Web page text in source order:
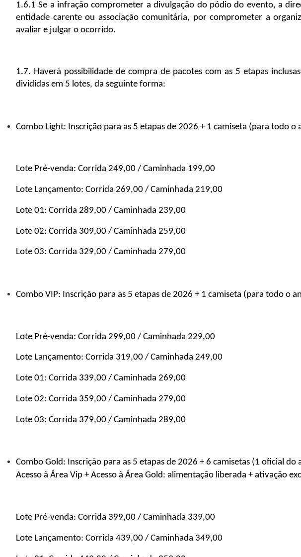
1.6.1 Se a infração comprometer a divulgação do pódio do evento, a
entidade carente ou associação comunitária, por comprometer a
avaliar e julgar o ocorrido.
1.7. Haverá possibilidade de compra de pacotes com as 5 etapas
divididas em 5 lotes, da seguinte forma:
Combo Light: Inscrição para as 5 etapas de 2026 + 1 camiseta (para todo
Lote Pré-venda: Corrida 249,00 / Caminhada 199,00
Lote Lançamento: Corrida 269,00 / Caminhada 219,00
Lote 01: Corrida 289,00 / Caminhada 239,00
Lote 02: Corrida 309,00 / Caminhada 259,00
Lote 03: Corrida 329,00 / Caminhada 279,00
Combo VIP: Inscrição para as 5 etapas de 2026 + 1 camiseta (para todo o
Lote Pré-venda: Corrida 299,00 / Caminhada 229,00
Lote Lançamento: Corrida 319,00 / Caminhada 249,00
Lote 01: Corrida 339,00 / Caminhada 269,00
Lote 02: Corrida 359,00 / Caminhada 279,00
Lote 03: Corrida 379,00 / Caminhada 289,00
Combo Gold: Inscrição para as 5 etapas de 2026 + 6 camisetas (1 oficial
Acesso à Área Vip + ⁠Acesso à Área Gold: alimentação liberada + ativação
Lote Pré-venda: Corrida 399,00 / Caminhada 339,00
Lote Lançamento: Corrida 439,00 / Caminhada 349,00